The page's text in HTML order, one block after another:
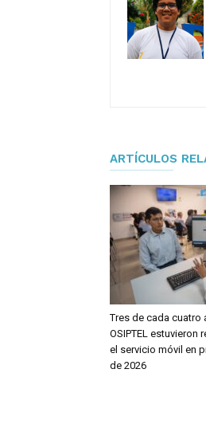
ARTÍCULOS
Tres de cada cuatro
OSIPTEL estuvieron
el servicio móvil en
de 2026